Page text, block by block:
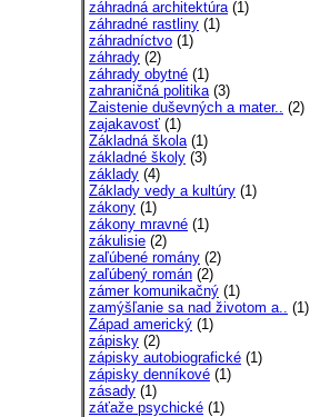
záhradná architektúra(1)
záhradné rastliny (1)
záhradníctvo (1)
záhrady (2)
záhrady obytné (1)
zahraničná politika(3)
Zaistenie duševných a mater.. (2)
zajakavosť (1)
Základná škola(1)
základné školy (3)
základy (4)
Základy vedy a kultúry (1)
zákony (1)
zákony mravné (1)
zákulisie (2)
zaľúbené romány (2)
zaľúbený román (2)
zámer komunikačný (1)
zamýšľanie sa nad životom a.. (1)
Západ americký (1)
zápisky (2)
zápisky autobiografické (1)
zápisky denníkové (1)
zásady (1)
záťaže psychické (1)